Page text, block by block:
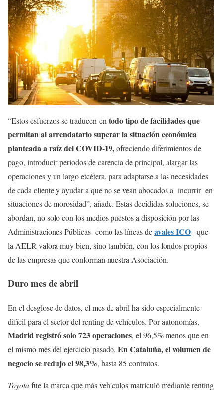
“Estos esfuerzos se traducen en todo tipo de facilidades que
permitan al arrendatario superar la situación económica
planteada a raíz del COVID-19,ofreciendo diferimientos de
pago, introducir periodos de carencia de principal, alargar las
operaciones y un largo etcétera, para adaptarse a las necesidades
de cada cliente y ayudar a que no se vean abocados a incurrir en
situaciones de morosidad”, añade. Estas decididas soluciones, se
abordan, no solo con los medios puestos a disposición por las
Administraciones Públicas -como las líneas deavales ICO– que
la AELR valora muy bien, sino también, con los fondos propios
de las empresas que conforman nuestra Asociación.
Duro mes de abril
En el desglose de datos, el mes de abril ha sido especialmente
difícil para el sector del renting de vehículos. Por autonomías,
Madrid registró solo 723 operaciones, el 96,5% menos que en
el mismo mes del ejercicio pasado. En Cataluña, el volumen de
negocio se redujo el 98,3%, hasta 85 contratos.
Toyotafue la marca que más vehículos matriculó mediante renting